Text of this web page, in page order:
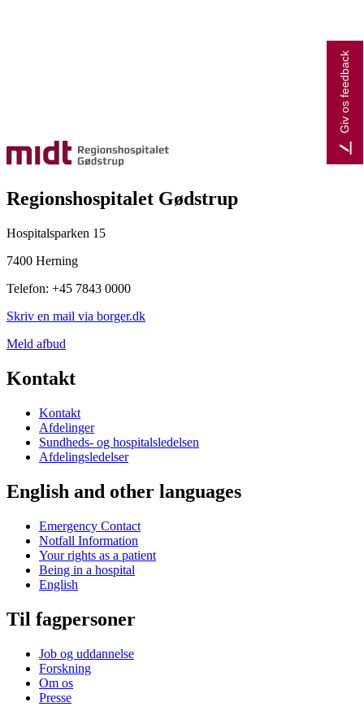
Regionshospitalet Gødstrup
Hospitalsparken 15
7400 Herning
Telefon: +45 7843 0000
Skriv en mail via borger.dk
Meld afbud
Kontakt
Kontakt
Afdelinger
Sundheds- og hospitalsledelsen
Afdelingsledelser
English and other languages
Emergency Contact
Notfall Information
Your rights as a patient
Being in a hospital
English
Til fagpersoner
Job og uddannelse
Forskning
Om os
Presse
Giv os feedback